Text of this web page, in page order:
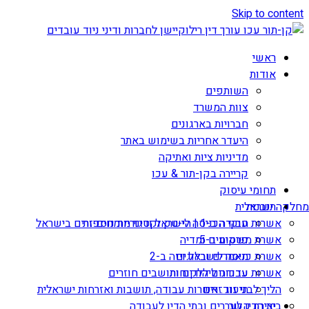
Skip to content
ראשי
אודות
השותפים
צוות המשרד
חברויות בארגונים
היעדר אחריות בשימוש באתר
מדיניות ציות ואתיקה
קריירה בקן-תור & עכו
תחומי עיסוק
מחלקה ישראלית
אשרות עבודה ב-1 | הי-טק וקטגוריות נוספות
אשרת משקיע ב-5
אשרת כניסה לישראל ויזה ב-2
אשרות עבודה ליהודים ותושבים חוזרים
הליך לבני זוג זרים
תובנות
חוקי הכניסה לישראל ודיני מומחים זרים בישראל
פרסומים ומדיה
מאמרים ובלוגים
עדכונים ללקוחות
תיעוד: אשרות עבודה, תושבות ואזרחות ישראלית